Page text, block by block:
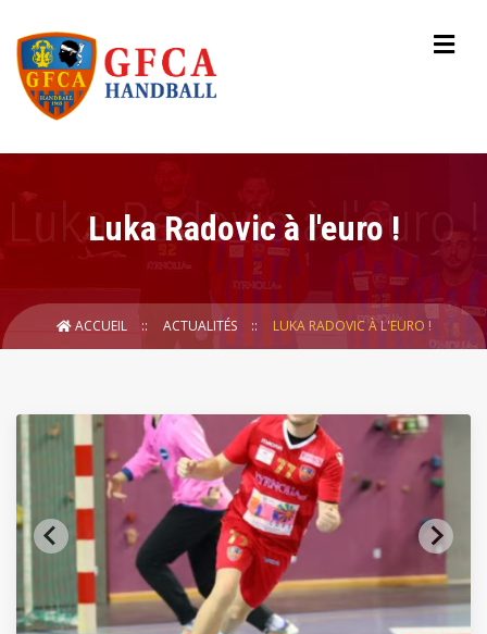
Luka Radovic à l'euro !
ACCUEIL ACTUALITÉS LUKA RADOVIC À L'EURO !